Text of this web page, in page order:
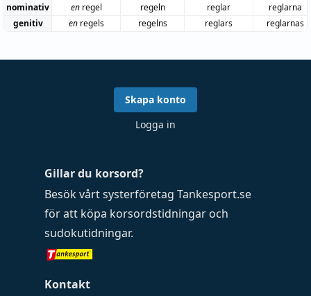
nominativ
enregel regeln reglar
reglarna
genitiv
enregels regelns reglars reglarnas
Gillar du korsord?
Besök vårt systerföretag Tankesport.se
för att köpa korsordstidningar och
sudokutidningar.
Kontakt
Skapa konto
Logga in